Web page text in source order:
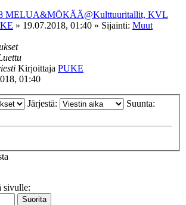
MELUA&MÖKÄÄ@Kulttuuritallit, KVL
» 19.07.2018, 01:40 » Sijainti: Muut
Kirjoittaja PUKE
01:40
Järjestä: Suunta:
sivulle: